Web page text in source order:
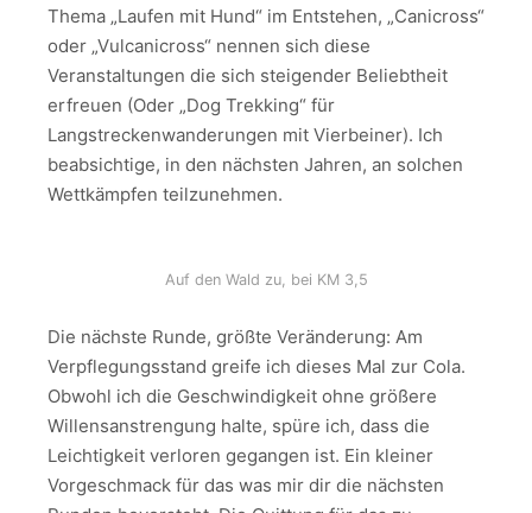
Thema „Laufen mit Hund“ im Entstehen, „Canicross“
oder „Vulcanicross“ nennen sich diese
Veranstaltungen die sich steigender Beliebtheit
erfreuen (Oder „Dog Trekking“ für
Langstreckenwanderungen mit Vierbeiner). Ich
beabsichtige, in den nächsten Jahren, an solchen
Wettkämpfen teilzunehmen.
Auf den Wald zu, bei KM 3,5
Die nächste Runde, größte Veränderung: Am
Verpflegungsstand greife ich dieses Mal zur Cola.
Obwohl ich die Geschwindigkeit ohne größere
Willensanstrengung halte, spüre ich, dass die
Leichtigkeit verloren gegangen ist. Ein kleiner
Vorgeschmack für das was mir dir die nächsten